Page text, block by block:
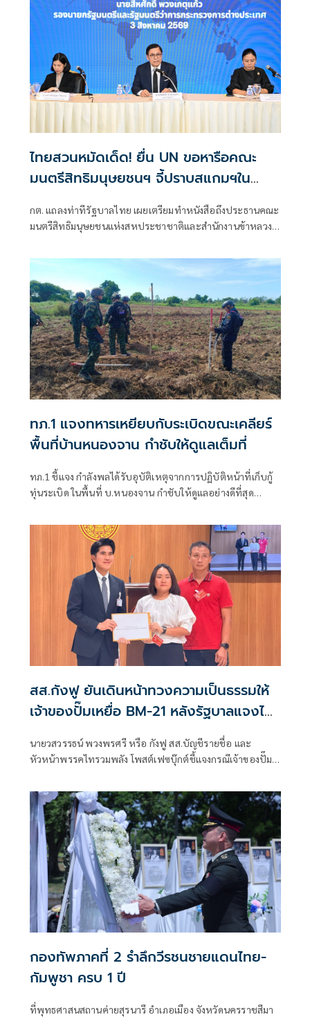
ไทยสวนหมัดเด็ด! ยื่น UN ขอหารือคณะ
มนตรีสิทธิมนุษยชนฯ จี้ปราบสแกมฯใน
กต. แถลงท่าทีรัฐบาลไทย เผยเตรียมทำหนังสือถึงประธานคณะ
มนตรีสิทธิมนุษยชนแห่งสหประชาชาติและสำนักงานข้าหลวง
รายงานพิเศษพาดพิงประเทศไทย มีหลายประเด็นที่ไม่เห็นด้วย
ชี้กระทบความเป็นกลาง -เที่ยงธรรม “สีหศักดิ์”
ทภ.1 แจงทหารเหยียบกับระเบิดขณะเคลียร์
พื้นที่บ้านหนองจาน กำชับให้ดูแลเต็มที่
ทภ.1 ชี้แจง กำลังพลได้รับอุบัติเหตุจากการปฏิบัติหน้าที่เก็บกู้
ทุ่นระเบิด ในพื้นที่ บ.หนองจาน กำชับให้ดูแลอย่างดีที่สุด
ปัจจุบันสร้างพื้นที่ปลอดภัยแล้ว 76.73%
สส.กังฟู ยันเดินหน้าทวงความเป็นธรรมให้
เจ้าของปั๊มเหยื่อ BM-21 หลังรัฐบาลแจงไม่
เข้าหลักเกณฑ์เยียวยา
นายวสวรรธน์ พวงพรศรี หรือ กังฟู สส.บัญชีรายชื่อ และ
หัวหน้าพรรคไทรวมพลัง โพสต์เฟซบุ๊กต์ชี้แจงกรณีเจ้าของปั๊ม
เสียหายจากจรวด BM-21 ของกัมพูชา ออกมาร้องเรียนว่ายังไม่
ได้รับเงินเยียวจากภาครัฐ ก่อนที่นางสาวรัชดา ธนาดิเรก โฆษก
ประจำสำนักนายกรัฐมนตรี ยืนยันว่า
กองทัพภาคที่ 2 รำลึกวีรชนชายแดนไทย-
กัมพูชา ครบ 1 ปี
ที่พุทธศาสนสถานค่ายสุรนารี อำเภอเมือง จังหวัดนครราชสีมา